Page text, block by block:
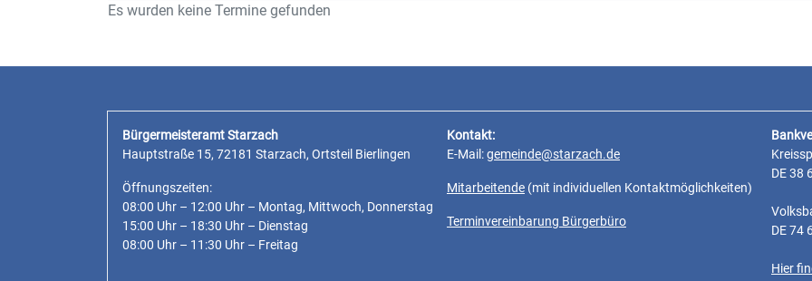
Es wurden keine Termine gefunden
Bürgermeisteramt Starzach
Hauptstraße 15, 72181 Starzach, Ortsteil Bierlingen
Öffnungszeiten:
08:00 Uhr – 12:00 Uhr – Montag, Mittwoch, Donnerstag
15:00 Uhr – 18:30 Uhr – Dienstag
08:00 Uhr – 11:30 Uhr – Freitag
Kontakt:
E-Mail:gemeinde@starzach.de
Mitarbeitende (mit individuellen Kontaktmöglichkeiten)
Terminvereinbarung Bürgerbüro
DE 38
DE 74
Hier